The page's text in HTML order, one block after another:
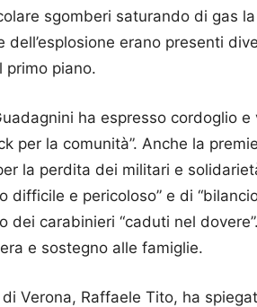
sgomberi saturando di gas
dell’esplosione erano presenti
piano.
ha espresso cordoglio e
per la comunità”. Anche la
la perdita dei militari e
difficile e pericoloso” e di
dei carabinieri “caduti nel
e sostegno alle famiglie.
Verona, Raffaele Tito, ha